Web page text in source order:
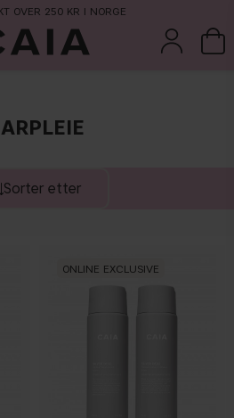
OVER 250 KR I NORGE
Sorter etter
ONLINE EXCLUSIVE
sets tørrsjampo